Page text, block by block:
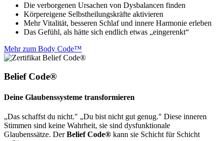
Die verborgenen Ursachen von Dysbalancen finden
Körpereigene Selbstheilungskräfte aktivieren
Mehr Vitalität, besseren Schlaf und innere Harmonie erleben
Das Gefühl, als hätte sich endlich etwas „eingerenkt“
Mehr zum Body Code™
Belief Code®
Deine Glaubenssysteme transformieren
„Das schaffst du nicht." „Du bist nicht gut genug." Diese inneren
Stimmen sind keine Wahrheit, sie sind dysfunktionale
Glaubenssätze. DerBelief Code® kann sie Schicht für Schicht